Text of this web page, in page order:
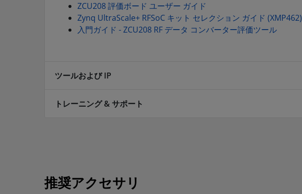
ZCU208 評価ボード ユーザー ガイド
Zynq UltraScale+ RFSoC キット セレクション ガイド (XMP462)
入門ガイド - ZCU208 RF データ コンバーター評価ツール
ツールおよび IP
トレーニング & サポート
推奨アクセサリ